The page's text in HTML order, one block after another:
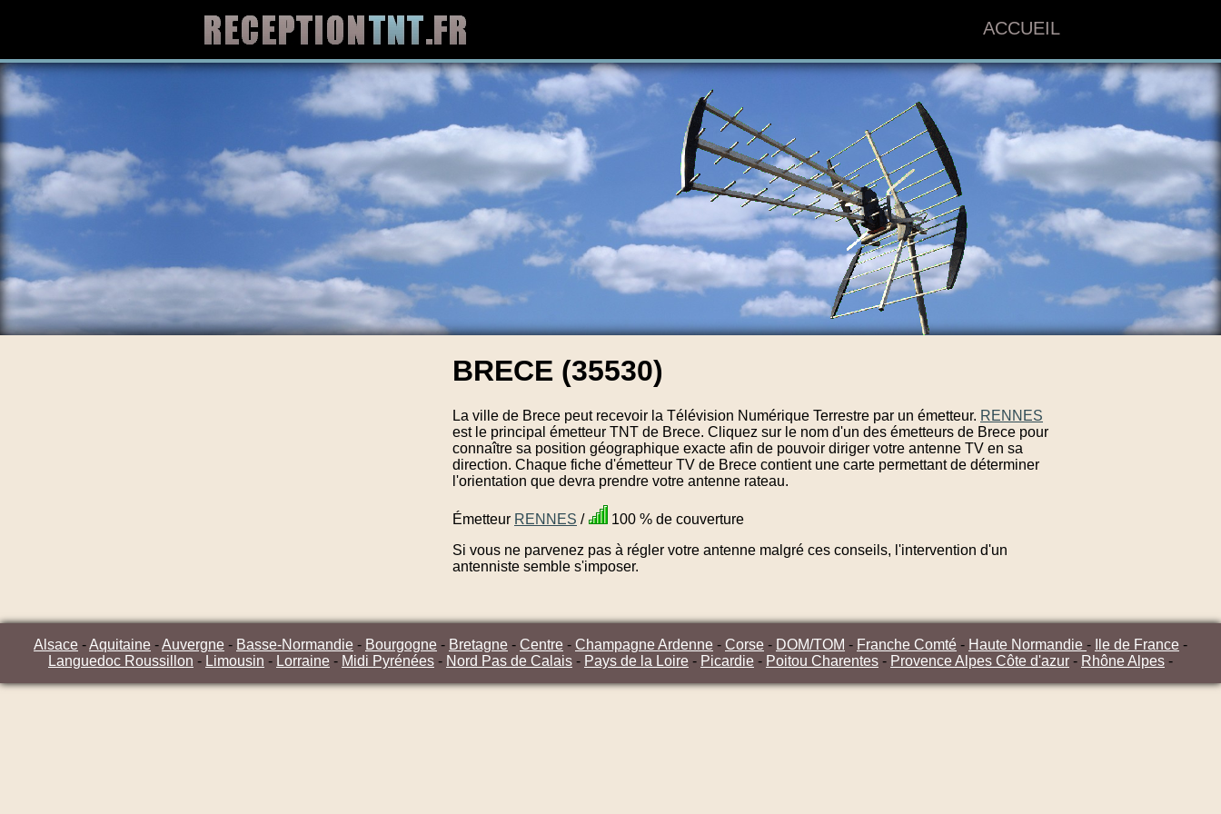
ACCUEIL
BRECE (35530)
La ville de Brece peut recevoir la Télévision Numérique Terrestre par un émetteur. RENNES
est le principal émetteur TNT de Brece. Cliquez sur le nom d'un des émetteurs de Brece pour
connaître sa position géographique exacte afin de pouvoir diriger votre antenne TV en sa
direction. Chaque fiche d'émetteur TV de Brece contient une carte permettant de déterminer
l'orientation que devra prendre votre antenne rateau.
Émetteur RENNES /
100 % de couverture
Si vous ne parvenez pas à régler votre antenne malgré ces conseils, l'intervention d'un
antenniste semble s'imposer.
Alsace -Aquitaine -Auvergne - Basse-Normandie - Bourgogne - Bretagne - Centre - Champagne Ardenne - Corse - DOM/TOM - Franche Comté - Haute Normandie - Ile de France -
Languedoc Roussillon - Limousin - Lorraine - Midi Pyrénées - Nord Pas de Calais - Pays de la Loire - Picardie - Poitou Charentes - Provence Alpes Côte d'azur - Rhône Alpes -